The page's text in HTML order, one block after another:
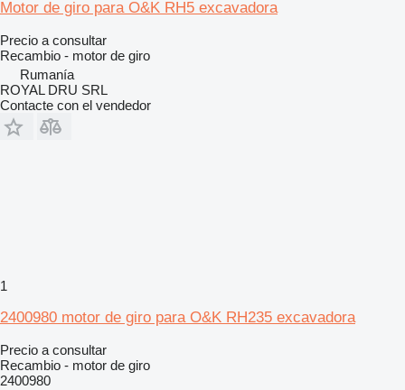
Motor de giro para O&K RH5 excavadora
Precio a consultar
Recambio - motor de giro
Rumanía
ROYAL DRU SRL
Contacte con el vendedor
1
2400980 motor de giro para O&K RH235 excavadora
Precio a consultar
Recambio - motor de giro
2400980